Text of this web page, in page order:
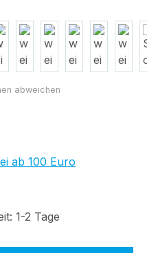
ab 100 Euro
1-2 Tage